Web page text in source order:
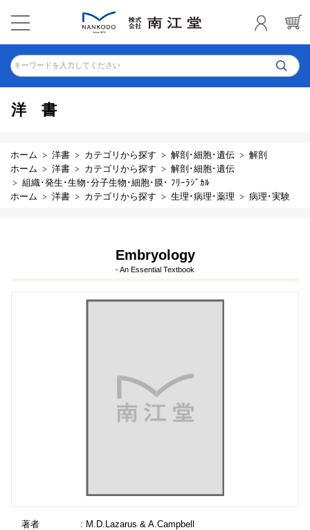
キーワードを入力してください
洋書
ホーム 洋書 カテゴリから探す 解剖･細胞･遺伝
解剖
ホーム
洋書 カテゴリから探す
解剖･細胞･遺伝
組織･発生･生物･分子生物･細胞･膜･ ﾌﾘｰﾗｼﾞｶﾙ
ホーム
洋書 カテゴリから探す 生理･病理･薬理 病理･実験
Embryology
- An Essential Textbook
著者
: M.D.Lazarus & A.Campbell